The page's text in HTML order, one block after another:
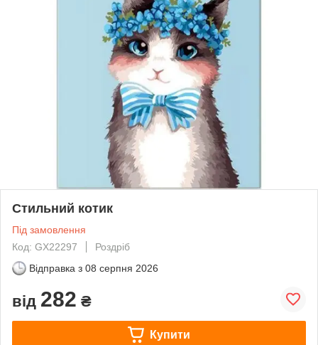
Стильний котик
Під замовлення
Код: GX22297
Роздріб
Відправка з 08 серпня 2026
від 282 ₴
Купити